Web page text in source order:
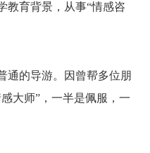
教育背景，从事“情感咨
通的导游。因曾帮多位朋
感大师”，一半是佩服，一